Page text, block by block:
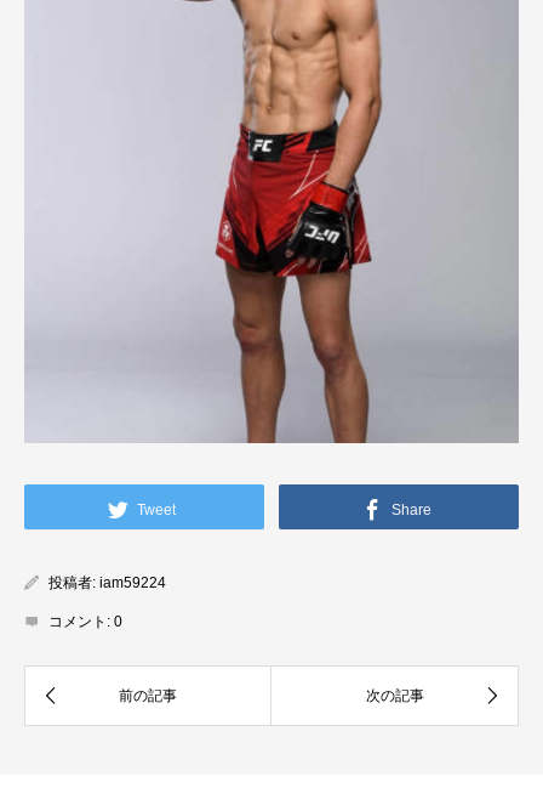
Tweet Share
投稿者: iam59224
コメント: 0